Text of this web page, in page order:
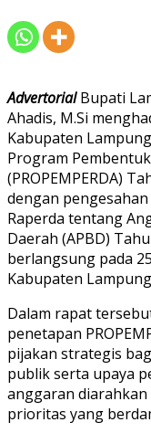
AdvertorialBupati
Ahadis, M.Si
Kabupaten
Program
(PROPEMPERDA)
dengan
Raperda tentang
Daerah (APBD)
berlangsung pada
Kabupaten
Dalam rapat
penetapan
pijakan strategis
publik serta upaya
anggaran
prioritas yang